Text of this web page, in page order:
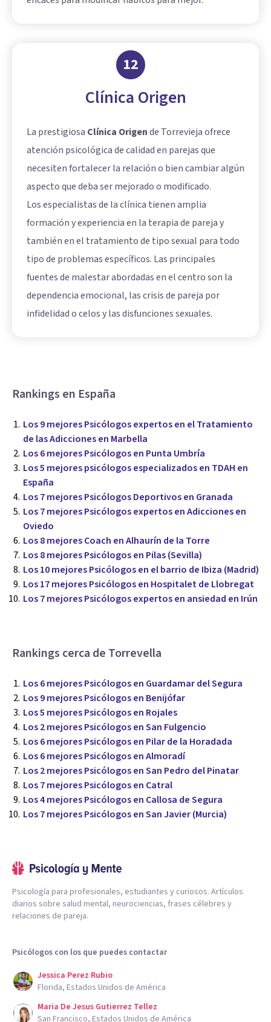
12
Clínica Origen
La prestigiosa Clínica Origende Torrevieja ofrece
atención psicológica de calidad en parejas que
necesiten fortalecer la relación o bien cambiar algún
aspecto que deba ser mejorado o modificado.
Los especialistas de la clínica tienen amplia
formación y experiencia en la terapia de pareja y
también en el tratamiento de tipo sexual para todo
tipo de problemas específicos. Las principales
fuentes de malestar abordadas en el centro son la
dependencia emocional, las crisis de pareja por
infidelidad o celos y las disfunciones sexuales.
Rankings en España
Los 9 mejores Psicólogos expertos en el Tratamiento
de las Adicciones en Marbella
Los 6 mejores Psicólogos en Punta Umbría
Los 5 mejores psicólogos especializados en TDAH en
España
Los 7 mejores Psicólogos Deportivos en Granada
Los 7 mejores Psicólogos expertos en Adicciones en
Oviedo
Los 8 mejores Coach en Alhaurín de la Torre
Los 8 mejores Psicólogos en Pilas (Sevilla)
Los 10 mejores Psicólogos en el barrio de Ibiza (Madrid)
Los 17 mejores Psicólogos en Hospitalet de Llobregat
Los 7 mejores Psicólogos expertos en ansiedad en Irún
Rankings cerca de Torrevella
Los 6 mejores Psicólogos en Guardamar del Segura
Los 9 mejores Psicólogos en Benijófar
Los 5 mejores Psicólogos en Rojales
Los 2 mejores Psicólogos en San Fulgencio
Los 6 mejores Psicólogos en Pilar de la Horadada
Los 6 mejores Psicólogos en Almoradí
Los 2 mejores Psicólogos en San Pedro del Pinatar
Los 7 mejores Psicólogos en Catral
Los 4 mejores Psicólogos en Callosa de Segura
Los 7 mejores Psicólogos en San Javier (Murcia)
Psicología para profesionales, estudiantes y curiosos. Artículos
diarios sobre salud mental, neurociencias, frases célebres y
relaciones de pareja.
Psicólogos con los que puedes contactar
Jessica Perez Rubio
Florida, Estados Unidos de América
Maria De Jesus Gutierrez Tellez
San Francisco, Estados Unidos de América